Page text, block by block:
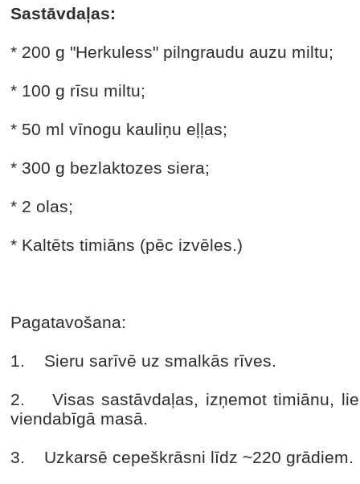
Sastāvdaļas:
* 200 g "Herkuless" pilngraudu auzu miltu;
* 100 g rīsu miltu;
* 50 ml vīnogu kauliņu eļļas;
* 300 g bezlaktozes siera;
* 2 olas;
* Kaltēts timiāns (pēc izvēles.)
Pagatavošana:
1. Sieru sarīvē uz smalkās rīves.
2. Visas sastāvdaļas, izņemot timiānu,
viendabīgā masā.
3. Uzkarsē cepeškrāsni līdz ~220 grādiem.